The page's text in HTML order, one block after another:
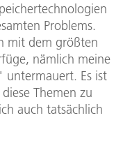
Problems.
mit dem größten
nämlich meine
untermauert. Es ist
Themen zu
auch tatsächlich